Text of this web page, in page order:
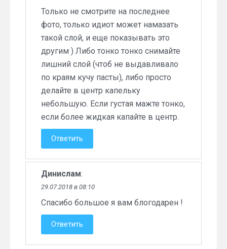
Только не смотрите на последнее
фото, только идиот может намазать
такой слой, и еще показывать это
другим ) Либо тонко тонко снимайте
лишний слой (чтоб не выдавливало
по краям кучу пасты), либо просто
делайте в центр капельку
небольшую. Если густая мажте тонко,
если более жидкая капайте в центр.
Ответить
Динислам:
29.07.2018 в 08:10
Спасибо большое я вам блогодарен !
Ответить